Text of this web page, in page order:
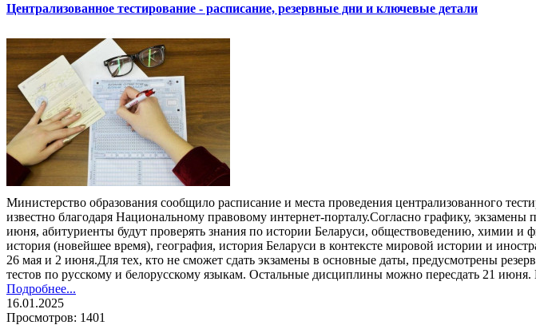
Централизованное тестирование - расписание, резервные дни и ключевые детали
Министерство образования сообщило расписание и места проведения централизованного
известно благодаря Национальному правовому интернет-порталу.Согласно графику,
июня, абитуриенты будут проверять знания по истории Беларуси, обществоведению, химии
история (новейшее время), география, история Беларуси в контексте мировой истории и
26 мая и 2 июня.Для тех, кто не сможет сдать экзамены в основные даты, предусмотрены
тестов по русскому и белорусскому языкам. Остальные дисциплины можно пересдать 21 июня.
Подробнее...
16.01.2025
Просмотров: 1401